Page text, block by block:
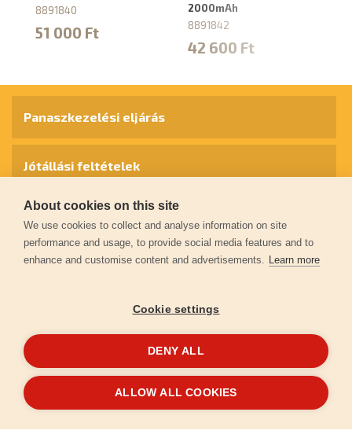
8891840
51 000 Ft
2000mAh
8891842
42 600 Ft
© 2026extol.hu- Minden jog fenntartva
Panaszkezelési eljárás
Jótállási feltételek
Személyes adatok védelme
Kapcsolat
Garancia regisztráció
LétrehoztaFEO
About cookies on this site
We use cookies to collect and analyse information on site
performance and usage, to provide social media features and to
enhance and customise content and advertisements. Learn more
Cookie settings
DENY ALL
ALLOW ALL COOKIES